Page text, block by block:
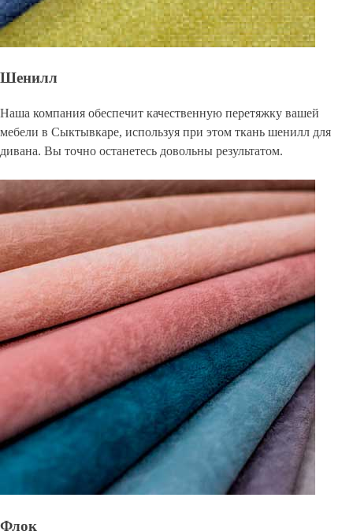
Шенилл
Наша компания обеспечит качественную перетяжку вашей
мебели в Сыктывкаре, используя при этом ткань шенилл для
дивана. Вы точно останетесь довольны результатом.
Флок